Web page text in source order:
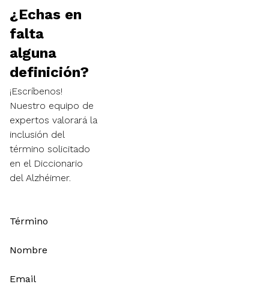
¿Echas en
falta
alguna
definición?
¡Escríbenos!
Nuestro equipo de
expertos valorará la
inclusión del
término solicitado
en el Diccionario
del Alzhéimer.
Término
Nombre
Email